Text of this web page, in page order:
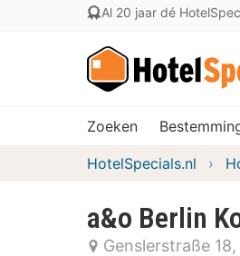
Al 20 jaar dé
Zoeken
HotelSpecials.nl
a&o Berlin
Genslerstraße 18